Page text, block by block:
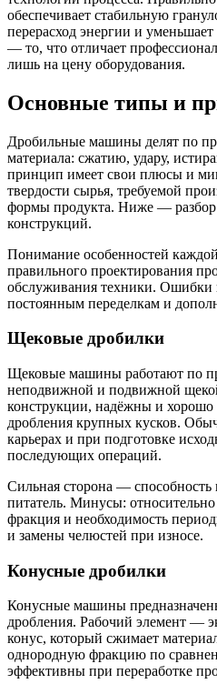
обеспечивает стабильную
перерасход энергии и уменьшает
— то, что отличает
лишь на цену оборудования.
Основные типы и
Дробильные машины делят по
материала: сжатию, удару,
принцип имеет свои плюсы и
твердости сырья, требуемой
формы продукта. Ниже — разбор
конструкций.
Понимание особенностей
правильного проектирования
обслуживания техники. Ошибки
постоянным переделкам и
Щековые дробилки
Щековые машины работают по
неподвижной и подвижной
конструкции, надёжны и хорошо
дробления крупных кусков.
карьерах и при подготовке
последующих операций.
Сильная сторона —
питатель. Минусы: относительно
фракция и необходимость
и замены челюстей при износе.
Конусные дробилки
Конусные машины
дробления. Рабочий элемент —
конус, который сжимает
однородную фракцию по
эффективны при переработке